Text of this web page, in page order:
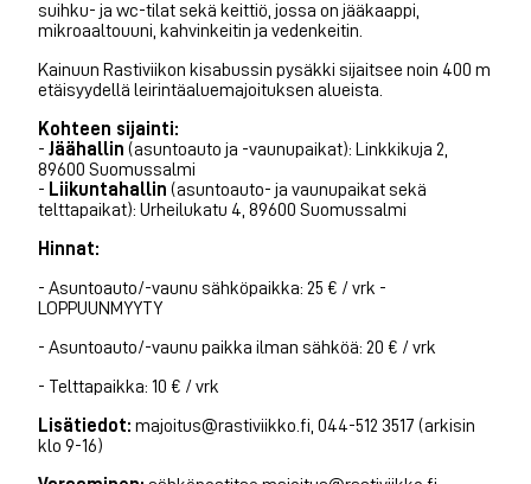
suihku- ja wc-tilat sekä keittiö, jossa on jääkaappi,
mikroaaltouuni, kahvinkeitin ja vedenkeitin.
Kainuun Rastiviikon kisabussin pysäkki sijaitsee noin 400 m
etäisyydellä leirintäaluemajoituksen alueista.
Kohteen sijainti:
- Jäähallin (asuntoauto ja -vaunupaikat): Linkkikuja 2,
89600 Suomussalmi
- Liikuntahallin (asuntoauto- ja vaunupaikat sekä
telttapaikat): Urheilukatu 4, 89600 Suomussalmi
Hinnat:
- Asuntoauto/-vaunu sähköpaikka: 25 € / vrk -
LOPPUUNMYYTY
- Asuntoauto/-vaunu paikka ilman sähköä: 20 € / vrk
- Telttapaikka: 10 € / vrk
Lisätiedot: majoitus@rastiviikko.fi, 044-512 3517 (arkisin
klo 9-16)